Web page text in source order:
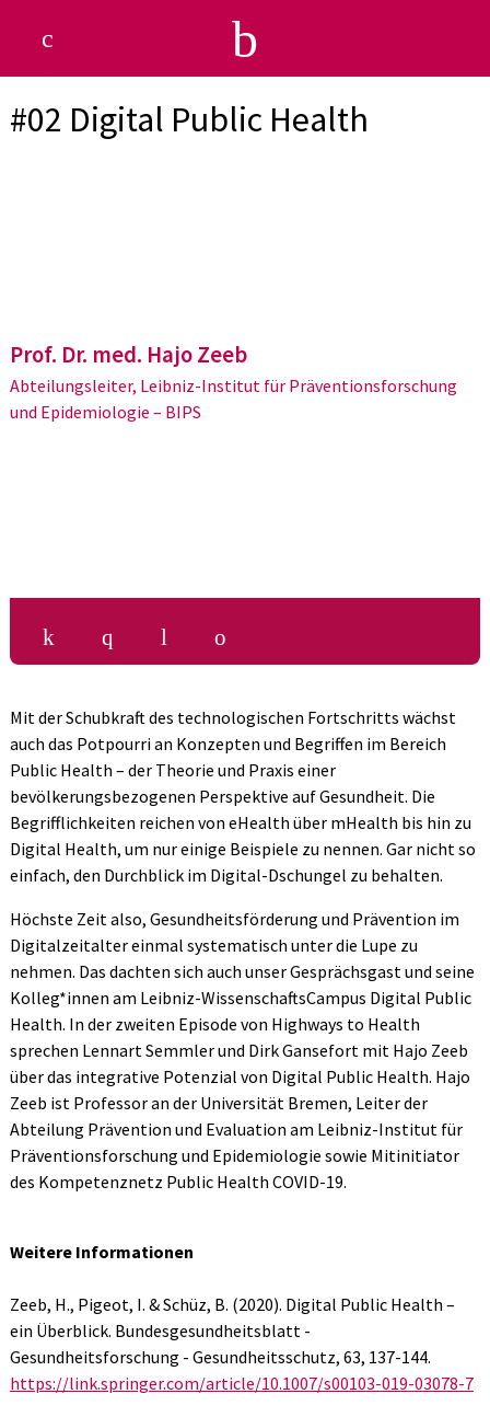
c b
#02 Digital Public Health
Prof. Dr. med. Hajo Zeeb
Abteilungsleiter, Leibniz-Institut für Präventionsforschung
und Epidemiologie – BIPS
k q l o
Mit der Schubkraft des technologischen Fortschritts wächst
auch das Potpourri an Konzepten und Begriffen im Bereich
Public Health – der Theorie und Praxis einer
bevölkerungsbezogenen Perspektive auf Gesundheit. Die
Begrifflichkeiten reichen von eHealth über mHealth bis hin zu
Digital Health, um nur einige Beispiele zu nennen. Gar nicht so
einfach, den Durchblick im Digital-Dschungel zu behalten.
Höchste Zeit also, Gesundheitsförderung und Prävention im
Digitalzeitalter einmal systematisch unter die Lupe zu
nehmen. Das dachten sich auch unser Gesprächsgast und seine
Kolleg*innen am Leibniz-WissenschaftsCampus Digital Public
Health. In der zweiten Episode von Highways to Health
sprechen Lennart Semmler und Dirk Gansefort mit Hajo Zeeb
über das integrative Potenzial von Digital Public Health. Hajo
Zeeb ist Professor an der Universität Bremen, Leiter der
Abteilung Prävention und Evaluation am Leibniz-Institut für
Präventionsforschung und Epidemiologie sowie Mitinitiator
des Kompetenznetz Public Health COVID-19.
Weitere Informationen
Zeeb, H., Pigeot, I. & Schüz, B. (2020). Digital Public Health –
ein Überblick. Bundesgesundheitsblatt -
Gesundheitsforschung - Gesundheitsschutz, 63, 137-144.
https://link.springer.com/article/10.1007/s00103-019-03078-7